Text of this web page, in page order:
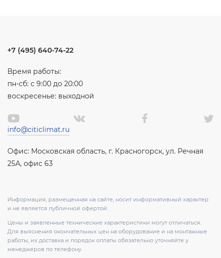
+7 (495) 640-74-22
Время работы:
пн-сб: с 9:00 до 20:00
воскресенье: выходной
info@citiclimat.ru
Офис: Московская область, г. Красногорск, ул. Речная
25А, офис 63
Информация, размещенная на сайте, носит информативный характер
и не является публичной офертой.
Цены и заявленные технические характеристики могут отличаться.
Для выяснения окончательных цен на оборудование и на монтажные
работы, их доставка и порядок оплаты обязательно уточняйте у
менеджеров по телефону.